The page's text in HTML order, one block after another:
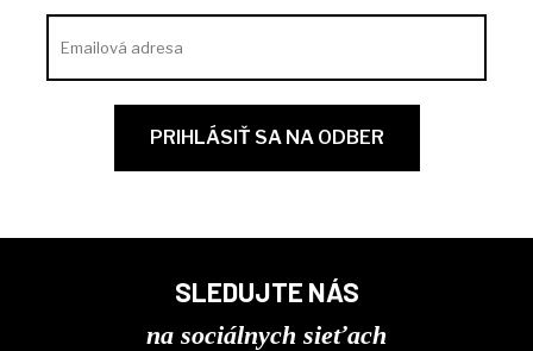
SLEDUJTE NÁS
na sociálnych sieťach